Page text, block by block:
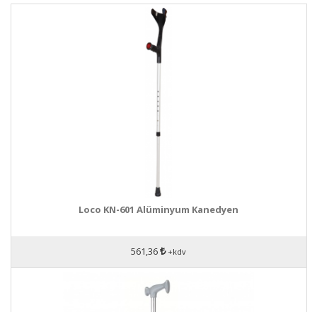
Loco KN-601 Alüminyum Kanedyen
561,36 +kdv